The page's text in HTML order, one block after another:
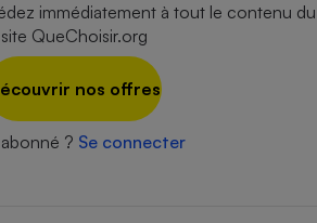
immédiatement à tout le contenu du
site QueChoisir.org
nos offres
? Se connecterAntivirus
Ventilateur